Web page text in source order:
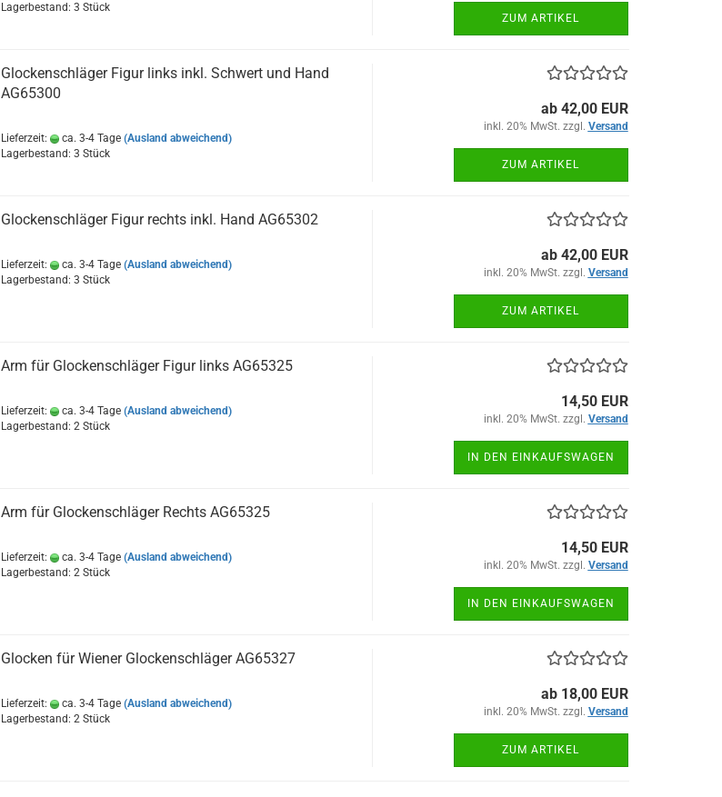
Lagerbestand: 3 Stück
ZUM ARTIKEL
Glockenschläger Figur links inkl. Schwert und Hand
AG65300
Lieferzeit: ca. 3-4 Tage (Ausland abweichend)
Lagerbestand: 3 Stück
ab 42,00 EUR
inkl. 20% MwSt. zzgl. Versand
ZUM ARTIKEL
Glockenschläger Figur rechts inkl. Hand AG65302
Lieferzeit: ca. 3-4 Tage (Ausland abweichend)
Lagerbestand: 3 Stück
ab 42,00 EUR
inkl. 20% MwSt. zzgl. Versand
ZUM ARTIKEL
Arm für Glockenschläger Figur links AG65325
Lieferzeit: ca. 3-4 Tage (Ausland abweichend)
Lagerbestand: 2 Stück
14,50 EUR
inkl. 20% MwSt. zzgl. Versand
IN DEN EINKAUFSWAGEN
Arm für Glockenschläger Rechts AG65325
Lieferzeit: ca. 3-4 Tage (Ausland abweichend)
Lagerbestand: 2 Stück
14,50 EUR
inkl. 20% MwSt. zzgl. Versand
IN DEN EINKAUFSWAGEN
Glocken für Wiener Glockenschläger AG65327
Lieferzeit: ca. 3-4 Tage (Ausland abweichend)
Lagerbestand: 2 Stück
ab 18,00 EUR
inkl. 20% MwSt. zzgl. Versand
ZUM ARTIKEL